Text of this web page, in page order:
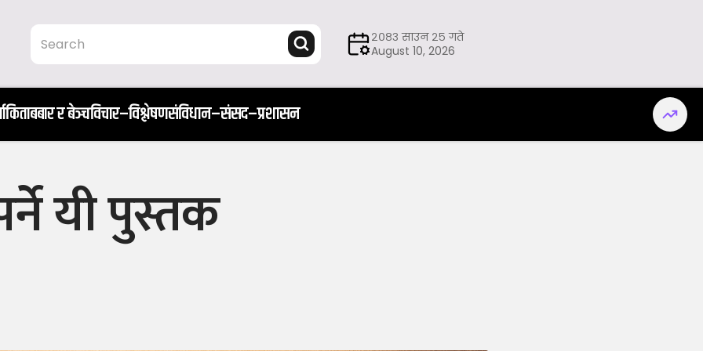
२०८३ साउन २५ गते
August 10, 2026
किताबबार र बेञ्चविचार–विश्लेषणसंविधान–संसद–प्रशासन
यी पुस्तक